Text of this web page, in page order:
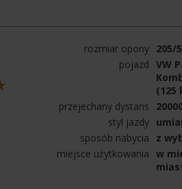
rozmiar opony 205/
pojazd VW
(125
przejechany dystans
styl jazdy
sposób nabycia
z
miejsce użytkowania w